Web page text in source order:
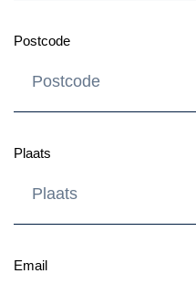
Postcode
Plaats
Email